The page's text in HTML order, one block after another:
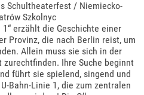
Schultheaterfest / Niemiecko-
Szkolnyc
1“ erzählt die Geschichte einer
Provinz, die nach Berlin reist, um
Allein muss sie sich in der
zurechtfinden. Ihre Suche beginnt
führt sie spielend, singend und
Bahn-Linie 1, die zum zentralen